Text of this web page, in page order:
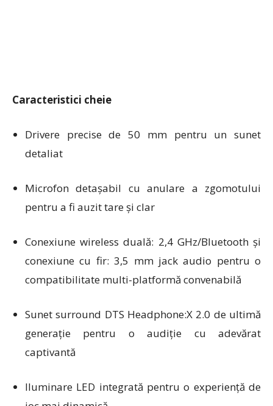
Caracteristici cheie
Drivere precise de 50 mm pentru un sunet
detaliat
Microfon detașabil cu anulare a zgomotului
pentru a fi auzit tare și clar
Conexiune wireless duală: 2,4 GHz/Bluetooth și
conexiune cu fir: 3,5 mm jack audio pentru o
compatibilitate multi-platformă convenabilă
Sunet surround DTS Headphone:X 2.0 de ultimă
generație pentru o audiție cu adevărat
captivantă
Iluminare LED integrată pentru o experiență de